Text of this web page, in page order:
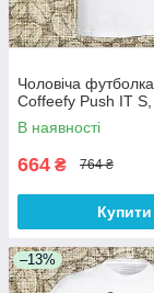
Чоловіча
Coffeefy Push IT S,
В наявності
664 ₴ 764 ₴
Купити
–13%